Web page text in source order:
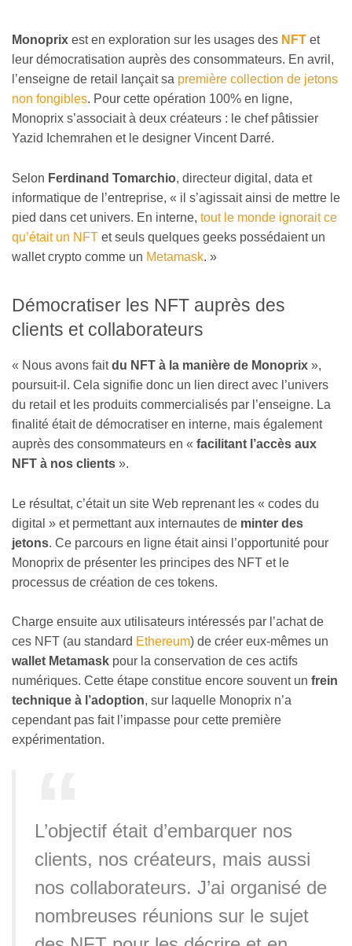
Monoprix est en exploration sur les usages des NFT et
leur démocratisation auprès des consommateurs. En avril,
l’enseigne de retail lançait sa première collection de jetons
non fongibles. Pour cette opération 100% en ligne,
Monoprix s’associait à deux créateurs : le chef pâtissier
Yazid Ichemrahen et le designer Vincent Darré.
Selon Ferdinand Tomarchio, directeur digital, data et
informatique de l’entreprise, « il s’agissait ainsi de mettre le
pied dans cet univers. En interne, tout le monde ignorait ce
qu’était un NFT et seuls quelques geeks possédaient un
wallet crypto comme un Metamask. »
Démocratiser les NFT auprès des
clients et collaborateurs
« Nous avons faitdu NFT à la manière de Monoprix »,
poursuit-il. Cela signifie donc un lien direct avec l’univers
du retail et les produits commercialisés par l’enseigne. La
finalité était de démocratiser en interne, mais également
auprès des consommateurs en « facilitant l’accès aux
NFT à nos clients ».
Le résultat, c’était un site Web reprenant les « codes du
digital » et permettant aux internautes de minter des
jetons. Ce parcours en ligne était ainsi l’opportunité pour
Monoprix de présenter les principes des NFT et le
processus de création de ces tokens.
Charge ensuite aux utilisateurs intéressés par l’achat de
ces NFT (au standard Ethereum) de créer eux-mêmes un
wallet Metamask pour la conservation de ces actifs
numériques. Cette étape constitue encore souvent un frein
technique à l’adoption, sur laquelle Monoprix n’a
cependant pas fait l’impasse pour cette première
expérimentation.
L’objectif était d’embarquer nos
clients, nos créateurs, mais aussi
nos collaborateurs. J’ai organisé de
nombreuses réunions sur le sujet